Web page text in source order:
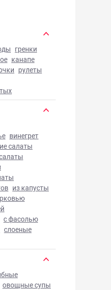
блюда
гренки
канапе
рулеты
винегрет
салаты
из капусты
с фасолью
слоеные
овощные супы